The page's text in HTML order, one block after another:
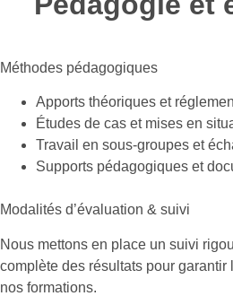
Méthodes pédagogiques
Apports théoriques et
Études de cas et mises en
Travail en sous-groupes et
Supports pédagogiques et
Modalités d’évaluation & suivi
Nous mettons en place un suivi
complète des résultats pour garantir
nos formations.